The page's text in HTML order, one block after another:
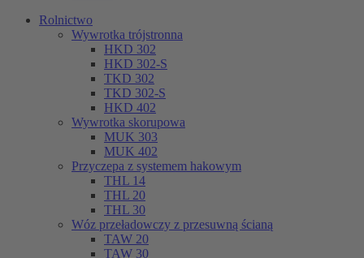
Rolnictwo
Wywrotka trójstronna
HKD 302
HKD 302-S
TKD 302
TKD 302-S
HKD 402
Wywrotka skorupowa
MUK 303
MUK 402
Przyczepa z systemem hakowym
THL 14
THL 20
THL 30
Wóz przeładowczy z przesuwną ścianą
TAW 20
TAW 30